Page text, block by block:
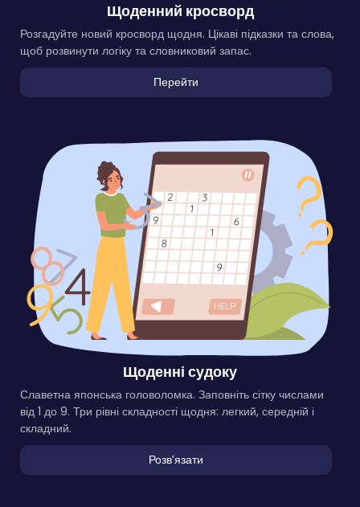
Щоденний кросворд
Розгадуйте новий кросворд щодня. Цікаві підказки та слова,
щоб розвинути логіку та словниковий запас.
Перейти
Щоденні судоку
Славетна японська головоломка. Заповніть сітку числами
від 1 до 9. Три рівні складності щодня: легкий, середній і
складний.
Розвʼязати